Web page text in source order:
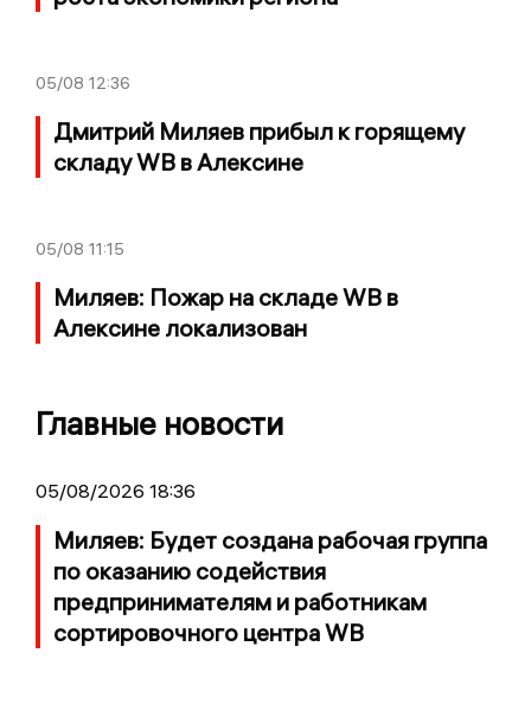
05/08 12:36
Дмитрий Миляев прибыл к горящему
складу WB в Алексине
05/08 11:15
Миляев: Пожар на складе WB в
Алексине локализован
Главные новости
05/08/2026 18:36
Миляев: Будет создана рабочая группа
по оказанию содействия
предпринимателям и работникам
сортировочного центра WB